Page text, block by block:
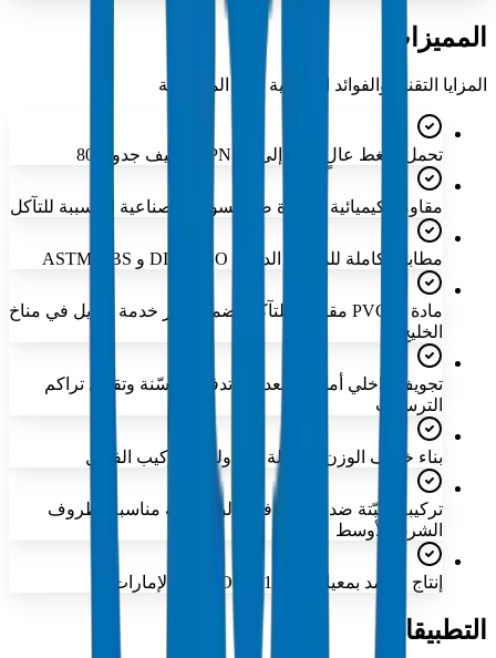
المميزات
المزايا التقنية والفوائد الرئيسية لهذه المجموعة
تحمل ضغط عالٍ يصل إلى PN 16 وتصنيف جدول 80
مقاومة كيميائية ممتازة ضد السوائل الصناعية المسببة للتآكل
مطابقة كاملة للمعايير الدولية ISO و DIN و BS و ASTM
مادة PVC-U مقاومة للتآكل تضمن عمر خدمة طويل في مناخ
الخليج
تجويف داخلي أملس لمعدلات تدفق محسّنة وتقليل تراكم
الترسبات
بناء خفيف الوزن لسهولة المناولة والتركيب الفعال
تركيبة مثبّتة ضد الأشعة فوق البنفسجية مناسبة لظروف
الشرق الأوسط
إنتاج معتمد بمعيار ISO 9001:2015 في الإمارات
التطبيقات